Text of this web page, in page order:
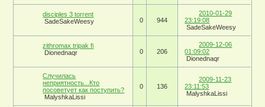
disciples 3 torrent
SadeSakeWeesy
0 944
2010-01-29
23:19:08
SadeSakeWeesy
zithromax tripak fi
Dionednaqr
0 206
2009-12-06
01:09:02
Dionednaqr
Случилась
неприятность...Кто
посоветует как поступить?
MalyshkaLissi
0 136
2009-11-23
23:11:53
MalyshkaLissi